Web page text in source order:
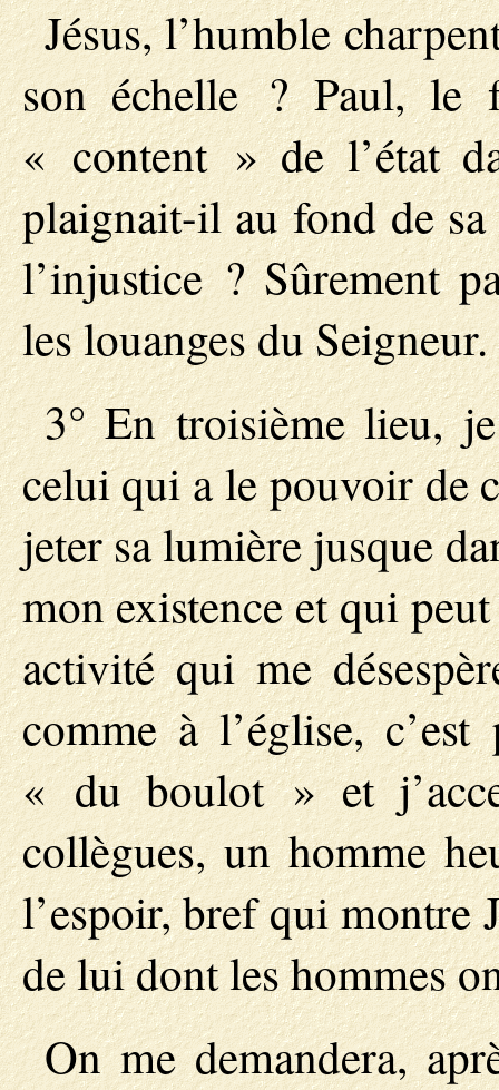
Jésus, l’humble
son échelle ? Paul, le
« content » de l’état
plaignait-il au fond de
l’injustice ? Sûrement
les louanges du Seigneur.
3° En troisième lieu,
celui qui a le pouvoir de
jeter sa lumière jusque
mon existence et qui
activité qui me
comme à l’église,
« du boulot » et
collègues, un homme
l’espoir, bref qui montre
de lui dont les hommes
On me demandera,